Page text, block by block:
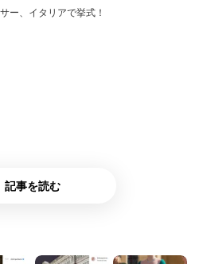
ー、イタリアで挙式！
記事を読む